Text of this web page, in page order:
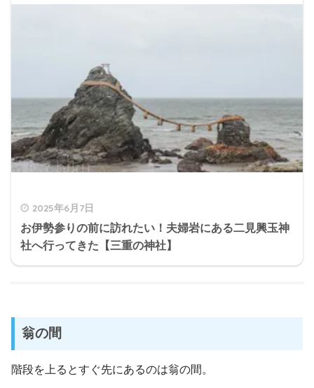
2025年6月7日
お伊勢参りの前に訪れたい！夫婦岩にある二見興玉神
社へ行ってきた【三重の神社】
翁の間
階段を上るとすぐ先にあるのは翁の間。